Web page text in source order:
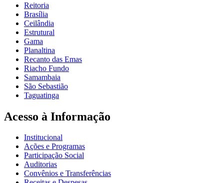
Reitoria
Brasília
Ceilândia
Estrutural
Gama
Planaltina
Recanto das Emas
Riacho Fundo
Samambaia
São Sebastião
Taguatinga
Acesso à Informação
Institucional
Ações e Programas
Participação Social
Auditorias
Convênios e Transferências